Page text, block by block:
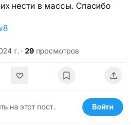
нести в массы. Спасибо
г. · 29 просмотров
на этот пост. Войти